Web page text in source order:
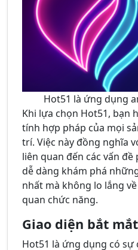
Hot51 là ứng dụng
Khi lựa chọn Hot51, bạn
tính hợp pháp của mọi
trí. Việc này đồng nghĩa
liên quan đến các vấn
dễ dàng khám phá
nhất mà không lo lắng
quan chức năng.
Giao diện bắt mắt
Hot51 là ứng dụng có